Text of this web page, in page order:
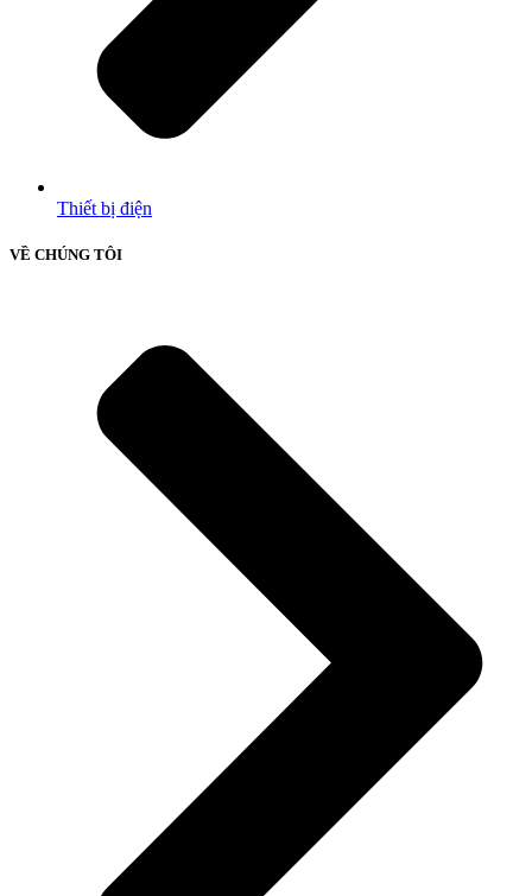
Thiết bị điện
VỀ CHÚNG TÔI